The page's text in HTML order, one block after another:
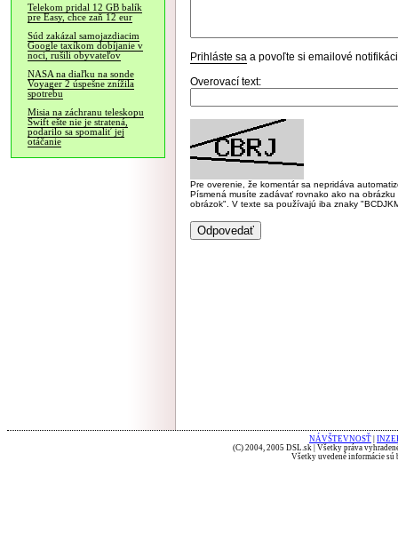
Telekom pridal 12 GB balík
pre Easy, chce zaň 12 eur
Súd zakázal samojazdiacim
Google taxíkom dobíjanie v
noci, rušili obyvateľov
NASA na diaľku na sonde
Voyager 2 úspešne znížila
spotrebu
Misia na záchranu teleskopu
Swift ešte nie je stratená,
podarilo sa spomaliť jej
otáčanie
Prihláste sa a povoľte si emailové
Overovací text:
Pre overenie, že komentár sa nepridáva
Písmená musíte zadávať rovnako ako na
obrázok". V texte sa používajú iba znaky
NÁVŠTEVNOSŤ
(C) 2004, 2005 DSL.sk | Všetky práva
Všetky uvedené informácie sú